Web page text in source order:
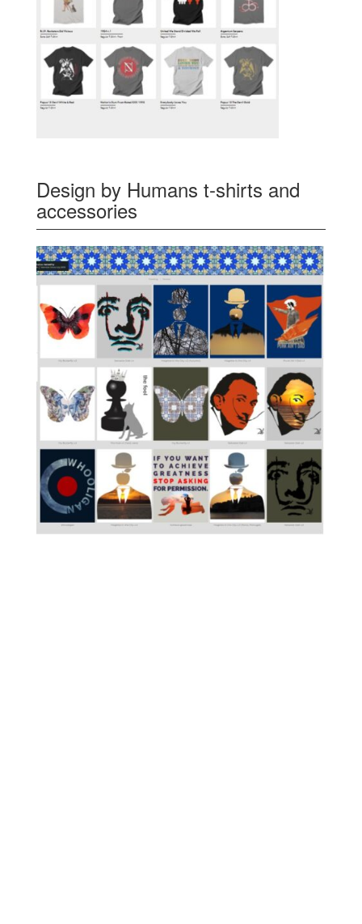
Design by Humans t-shirts and
accessories